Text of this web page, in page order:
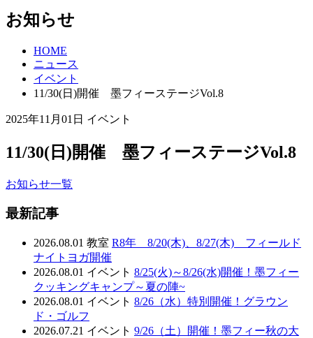
お知らせ
HOME
ニュース
イベント
11/30(日)開催 墨フィーステージVol.8
2025年11月01日 イベント
11/30(日)開催 墨フィーステージVol.8
お知らせ一覧
最新記事
2026.08.01 教室 R8年 8/20(木)、8/27(木) フィールド
ナイトヨガ開催
2026.08.01 イベント 8/25(火)～8/26(水)開催！墨フィー
クッキングキャンプ～夏の陣~
2026.08.01 イベント 8/26（水）特別開催！グラウン
ド・ゴルフ
2026.07.21 イベント 9/26（土）開催！墨フィー秋の大